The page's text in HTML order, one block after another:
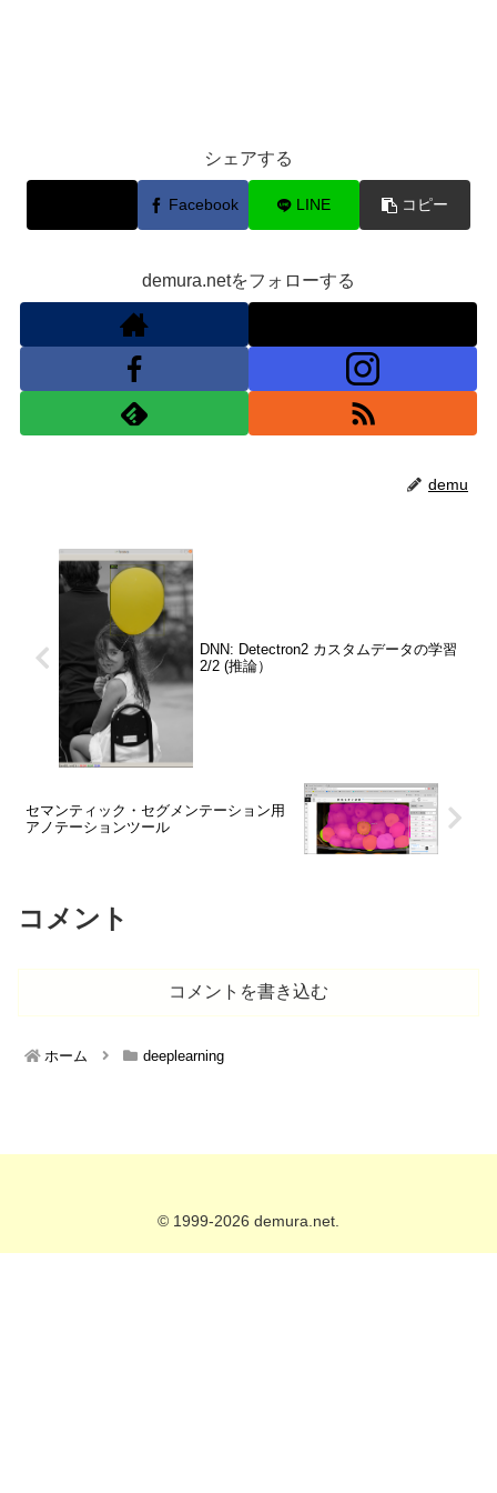
シェアする
Facebook LINE コピー
demura.netをフォローする
demu
DNN: Detectron2 カスタムデータの学習
2/2 (推論）
セマンティック・セグメンテーション用
アノテーションツール
コメント
コメントを書き込む
ホーム deeplearning
© 1999-2026 demura.net.